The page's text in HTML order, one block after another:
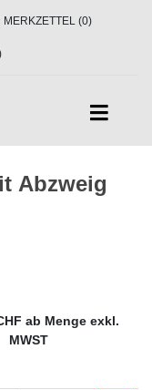
MERKZETTEL (0)
Abzweig
ab Menge exkl.
MWST